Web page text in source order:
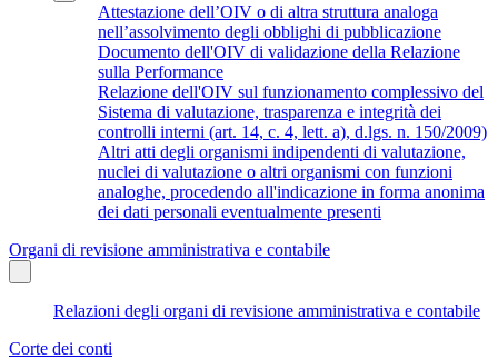
Attestazione dell’OIV o di altra struttura analoga
nell’assolvimento degli obblighi di pubblicazione
Documento dell'OIV di validazione della Relazione
sulla Performance
Relazione dell'OIV sul funzionamento complessivo del
Sistema di valutazione, trasparenza e integrità dei
controlli interni (art. 14, c. 4, lett. a), d.lgs. n. 150/2009)
Altri atti degli organismi indipendenti di valutazione,
nuclei di valutazione o altri organismi con funzioni
analoghe, procedendo all'indicazione in forma anonima
dei dati personali eventualmente presenti
Organi di revisione amministrativa e contabile
Relazioni degli organi di revisione amministrativa e contabile
Corte dei conti